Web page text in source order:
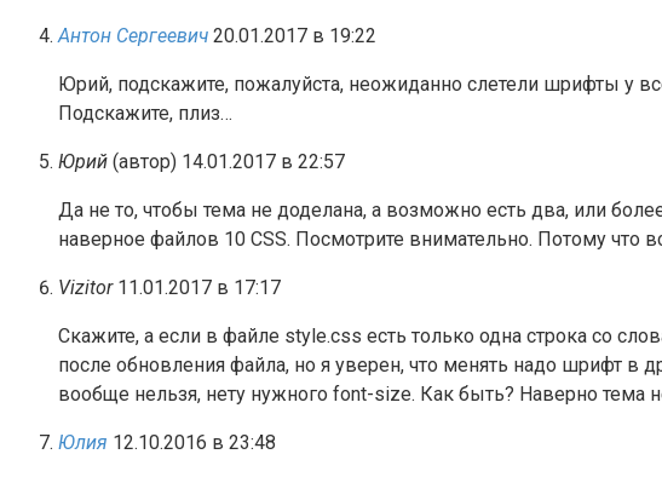
Антон Сергеевич 20.01.2017 в 19:22
Юрий, подскажите, пожалуйста, неожиданно слетели шрифты у
Подскажите, плиз…
Юрий (автор) 14.01.2017 в 22:57
Да не то, чтобы тема не доделана, а возможно есть два, или
наверное файлов 10 CSS. Посмотрите внимательно. Потому что
Vizitor 11.01.2017 в 17:17
Скажите, а если в файле style.css есть только одна строка со
после обновления файла, но я уверен, что менять надо шрифт в
вообще нельзя, нету нужного font-size. Как быть? Наверно тема
Юлия 12.10.2016 в 23:48